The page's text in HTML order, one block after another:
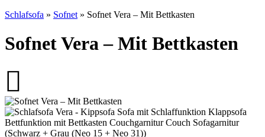
Schlafsofa » Sofnet » Sofnet Vera – Mit Bettkasten
Sofnet Vera – Mit Bettkasten